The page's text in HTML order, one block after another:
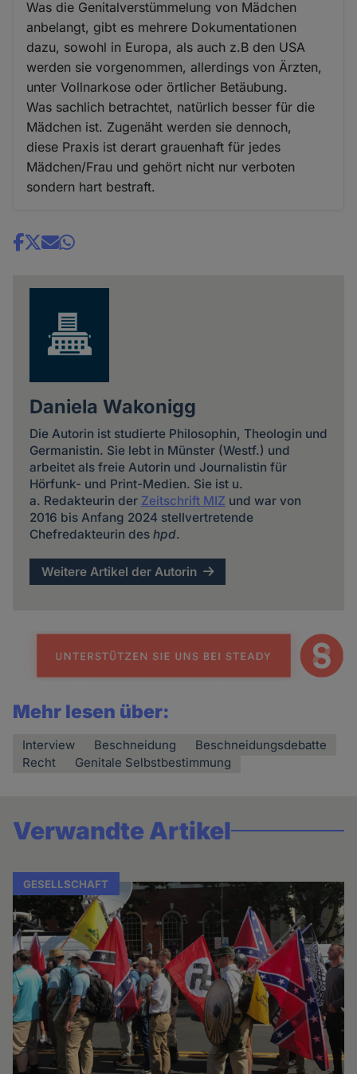
Was die Genitalverstümmelung von Mädchen
anbelangt, gibt es mehrere Dokumentationen
dazu, sowohl in Europa, als auch z.B den USA
werden sie vorgenommen, allerdings von Ärzten,
unter Vollnarkose oder örtlicher Betäubung.
Was sachlich betrachtet, natürlich besser für die
Mädchen ist. Zugenäht werden sie dennoch,
diese Praxis ist derart grauenhaft für jedes
Mädchen/Frau und gehört nicht nur verboten
sondern hart bestraft.
Share
Daniela Wakonigg
Die Autorin ist studierte Philosophin, Theologin und
Germanistin. Sie lebt in Münster (Westf.) und
arbeitet als freie Autorin und Journalistin für
Hörfunk- und Print-Medien. Sie ist u.
a. Redakteurin der Zeitschrift MIZ und war von
2016 bis Anfang 2024 stellvertretende
Chefredakteurin des hpd.
Weitere Artikel der Autorin
Mehr lesen über:
Interview Beschneidung
Beschneidungsdebatte
Recht
Genitale Selbstbestimmung
Verwandte Artikel
GESELLSCHAFT